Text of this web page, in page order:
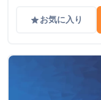
gradeお気に入り